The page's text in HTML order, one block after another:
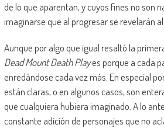
de lo que aparentan, y cuyos fines no son
imaginarse que al progresar se revelarán
Aunque por algo que igual resaltó la
Dead Mount Death Playes porque a cada
enredándose cada vez más. En especial
están claras, o en algunos casos, son
que cualquiera hubiera imaginado. A lo
constante adición de personajes que no